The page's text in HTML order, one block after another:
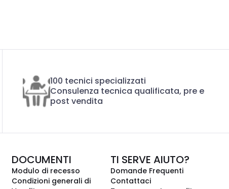
100 tecnici specializzati
Consulenza tecnica qualificata, pre e
post vendita
DOCUMENTI
Modulo di recesso
Condizioni generali di
TI SERVE AIUTO?
Domande Frequenti
Contattaci